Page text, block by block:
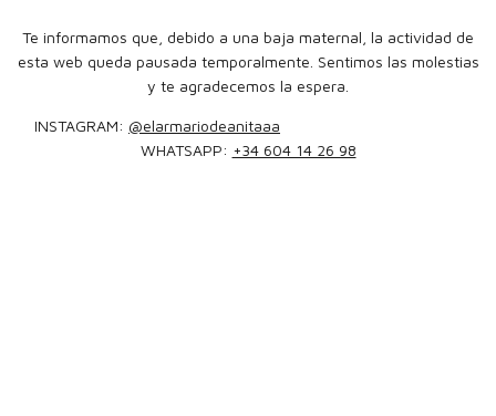
Te informamos que, debido a una baja maternal, la actividad de
esta web queda pausada temporalmente. Sentimos las molestias
y te agradecemos la espera.
INSTAGRAM: @elarmariodeanitaaa
WHATSAPP: +34 604 14 26 98